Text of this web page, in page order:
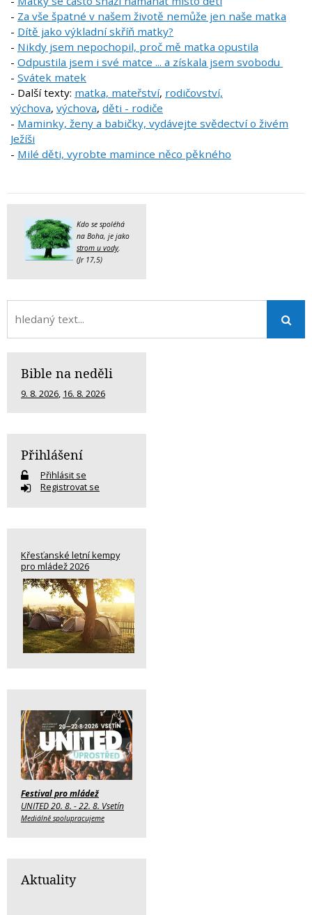
- Za vše špatné v našem životě nemůže jen naše matka
- Dítě jako výkladní skříň matky?
- Nikdy jsem nepochopil, proč mě matka opustila
- Odpustila jsem i své matce ... a získala jsem svobodu
- Svátek matek
- Další texty: matka, mateřství, rodičovství,
výchova, výchova, děti - rodiče
- Maminky, ženy a babičky, vydávejte svědectví o živém
Ježíši
- Milé děti, vyrobte mamince něco pěkného
Kdo se spoléhá
na Boha, je jako
strom u vody
(Jr 17,5)
Bible na neděli
9. 8. 2026, 16. 8. 2026
Přihlášení
Přihlásit se
Registrovat se
Křesťanské letní kempy
pro mládež 2026
Festival pro mládež
UNITED 20. 8. - 22. 8. Vsetín
Mediálně spolupracujeme
Aktuality